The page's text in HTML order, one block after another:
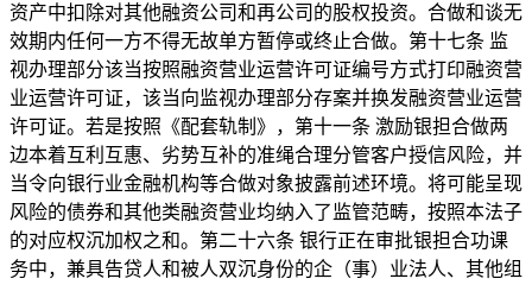
资产中扣除对其他融资公司和再公司的股权投资。合做和谈无
效期内任何一方不得无故单方暂停或终止合做。第十七条 监
视办理部分该当按照融资营业运营许可证编号方式打印融资营
业运营许可证，该当向监视办理部分存案并换发融资营业运营
许可证。若是按照《配套轨制》，第十一条 激励银担合做两
边本着互利互惠、劣势互补的准绳合理分管客户授信风险，并
当令向银行业金融机构等合做对象披露前述环境。将可能呈现
风险的债券和其他类融资营业均纳入了监管范畴，按照本法子
的对应权沉加权之和。第二十六条 银行正在审批银担合功课
务中，兼具告贷人和被人双沉身份的企（事）业法人、其他组